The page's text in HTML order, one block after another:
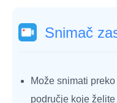
Snimač
Može snimati
područje koje želite